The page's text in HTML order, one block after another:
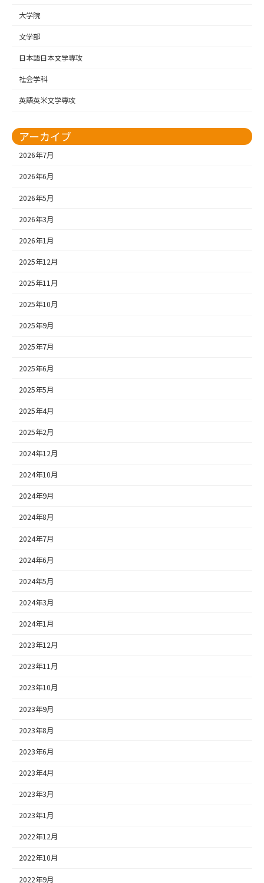
大学院
文学部
日本語日本文学専攻
社会学科
英語英米文学専攻
アーカイブ
2026年7月
2026年6月
2026年5月
2026年3月
2026年1月
2025年12月
2025年11月
2025年10月
2025年9月
2025年7月
2025年6月
2025年5月
2025年4月
2025年2月
2024年12月
2024年10月
2024年9月
2024年8月
2024年7月
2024年6月
2024年5月
2024年3月
2024年1月
2023年12月
2023年11月
2023年10月
2023年9月
2023年8月
2023年6月
2023年4月
2023年3月
2023年1月
2022年12月
2022年10月
2022年9月